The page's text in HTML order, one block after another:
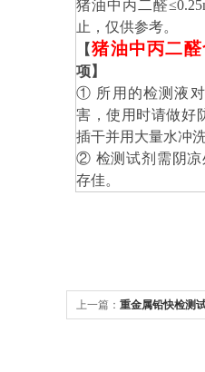
猪油中丙二醛
止，仅供参考。
【猪油中丙二
项】
① 所用的检测液
害，使用时请做好
插干并用大量水冲
② 检测试剂需阴凉
存佳。
上一篇： 重金属铅快检测